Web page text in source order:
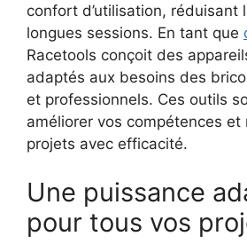
confort d’utilisation, réduisant
longues sessions. En tant que
Racetools conçoit des
adaptés aux besoins des
et professionnels. Ces outils
améliorer vos compétences et
projets avec efficacité.
Une puissance
pour tous vos